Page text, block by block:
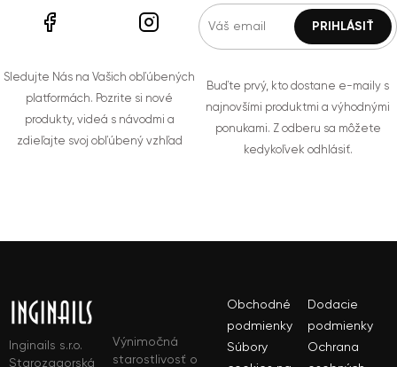
Sledujte Nás na Vašich obľúbených
platformách. Pozrite si nové
produkty, videá s návodmi a
zdieľajte svoj obľúbený vzhľad
Buďte prvý, kto dostane e-maily s
najnovšími produktmi a výhodnými
ponukami. Z odberu sa môžete
kedykoľvek odhlásiť.
Inginails s.r.o.
Starozagorská
Výnimočná
starostlivosť o
Obchodné
podmienky
Dodacie
podmienky
Súbory
Ochrana